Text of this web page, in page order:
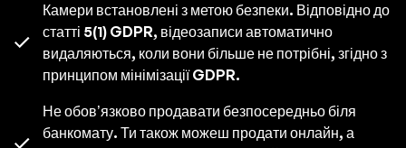
Камери встановлені з метою безпеки. Відповідно до
статті 5(1) GDPR, відеозаписи автоматично
видаляються, коли вони більше не потрібні, згідно з
принципом мінімізації GDPR.
Не обов’язково продавати безпосередньо біля
банкомату. Ти також можеш продати онлайн, а